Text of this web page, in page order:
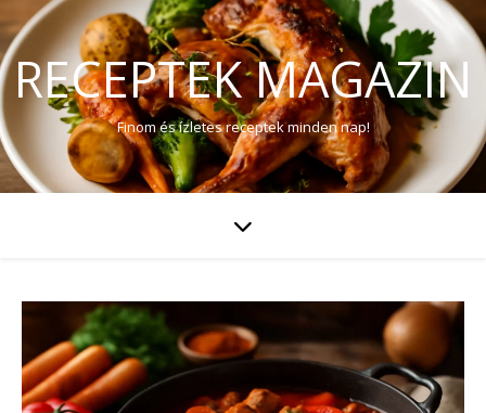
RECEPTEK MAGAZIN
Finom és ízletes receptek minden nap!